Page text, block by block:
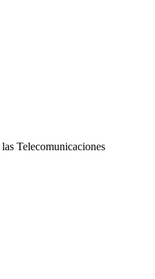
Telecomunicaciones